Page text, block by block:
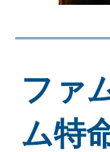
ファ
ム特